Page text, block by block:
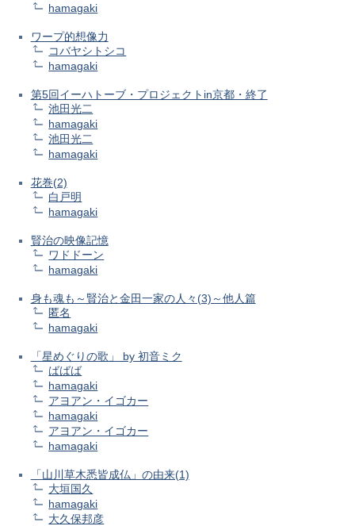
hamagaki
ワープ的想像力
コバヤシトシコ
hamagaki
第5回イーハトーブ・プロジェクトin京都・終了
池田光二
hamagaki
池田光二
hamagaki
花巻(2)
白戸明
hamagaki
賢治の映像記憶
ワドドーン
hamagaki
身も魂も～賢治と金田一家の人々(3)～他人篇
匿名
hamagaki
「星めぐりの歌」 by 初音ミク
ばばば
hamagaki
アヨアン・イゴカー
hamagaki
アヨアン・イゴカー
hamagaki
「山川草木悉皆成仏」の由来(1)
大垣国久
hamagaki
大久保邦彦